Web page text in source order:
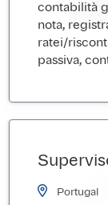
contabilità
nota,
ratei/
passiva,
Portugal